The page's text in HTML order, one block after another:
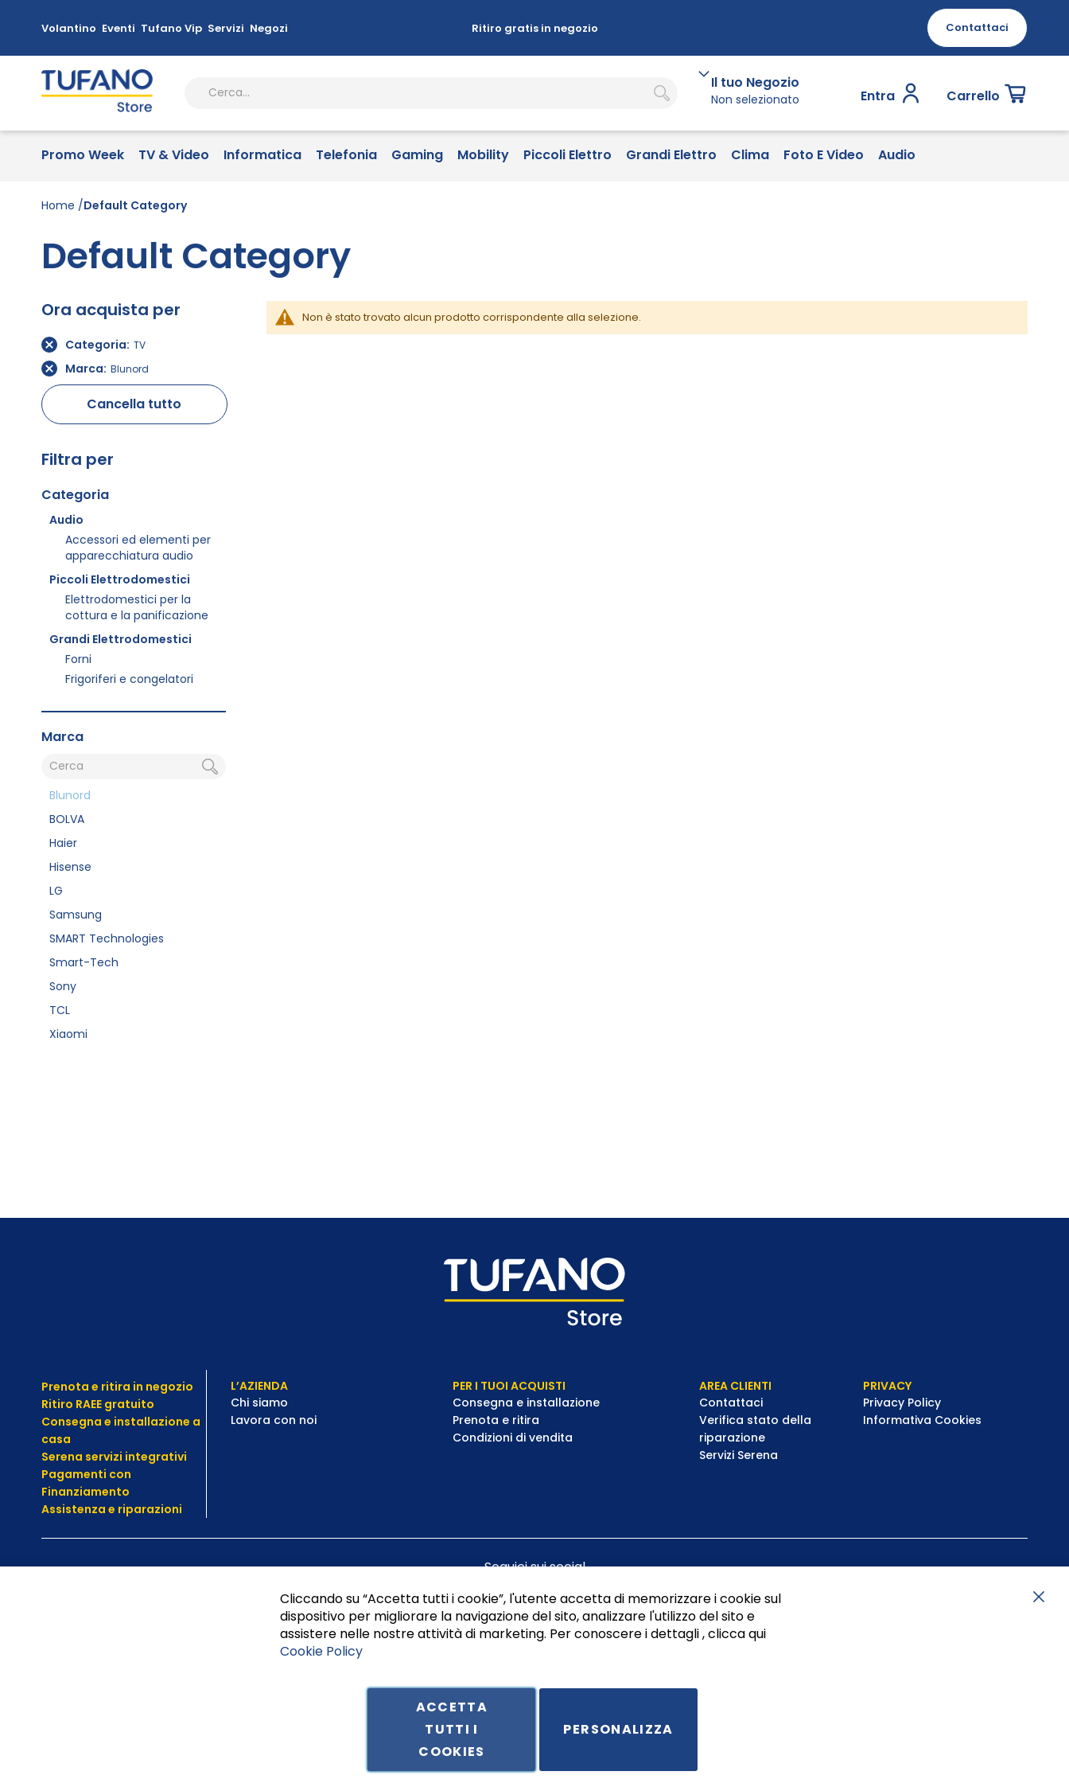
Volantino Eventi Tufano Vip Servizi Negozi Ritiro gratis in negozio Contattaci
Il tuo Negozio
Non selezionato Entra Carrello
Promo Week TV & Video Informatica Telefonia Gaming Mobility Piccoli Elettro Grandi Elettro Clima Foto E Video Audio
Home Default Category
Default Category
Non è stato trovato alcun prodotto corrispondente alla selezione.
Ora acquista per
Categoria TV
Marca Blunord
Cancella tutto
Filtra per
Categoria
Audio
Accessori ed elementi per
apparecchiatura audio
Piccoli Elettrodomestici
Elettrodomestici per la
cottura e la panificazione
Grandi Elettrodomestici
Forni
Frigoriferi e congelatori
Marca
Blunord
BOLVA
Haier
Hisense
LG
Samsung
SMART Technologies
Smart-Tech
Sony
TCL
Xiaomi
Prenota e ritira in negozio
Ritiro RAEE gratuito
Consegna e installazione a
casa
Serena servizi integrativi
Pagamenti con
Finanziamento
Assistenza e riparazioni
L’AZIENDA
Chi siamo
Lavora con noi
PER I TUOI ACQUISTI
Consegna e installazione
Prenota e ritira
Condizioni di vendita
AREA CLIENTI
Contattaci
Verifica stato della
riparazione
Servizi Serena
PRIVACY
Privacy Policy
Informativa Cookies
Seguici sui social
Tufano Teresa S.r.l’. Cap. Soc. i.v. € 312.000,00 - Sede legale in Via Principe di Piemonte 199, cap. 80026 Casoria (NA) - C.F. 05834470634 - P.I. 01465221214, iscritta alla C.C.I.A.A.
Cliccando su “Accetta tutti i cookie”, l'utente accetta di memorizzare i cookie sul
dispositivo per migliorare la navigazione del sito, analizzare l'utilizzo del sito e
assistere nelle nostre attività di marketing. Per conoscere i dettagli , clicca qui
Cookie Policy
ACCETTA
TUTTI I
COOKIES
PERSONALIZZA